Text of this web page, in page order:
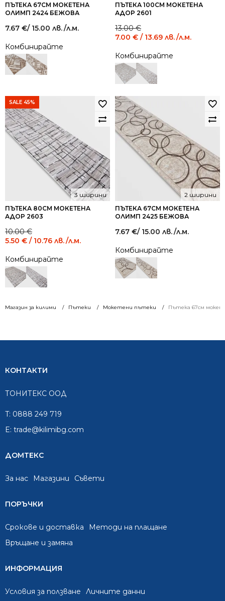
Магазин за килими Пътеки Мокетени пътеки Пътека 67см
ПЪТЕКА 67СМ МОКЕТЕНА
ОЛИМП 2424 БЕЖОВА
7.67 €/ 15.00 лв./л.м.
Комбинирайте
ПЪТЕКА 100СМ МОКЕТЕНА
АДОР 2601
13.00€
Original
price
13.00 €
/
25.43
лв..
7.00 € / 13.69 лв.
Current
price
7.00 €
/
13.69
лв..
/л.м.
Комбинирайте
SALE 45%
ПЪТЕКА 80СМ МОКЕТЕНА
АДОР 2603
3 ширини
10.00€
Original
price
10.00 €
/
19.56
лв..
5.50 € / 10.76 лв.
Current
price
5.50 €
/
10.76
лв..
/л.м.
Комбинирайте
ПЪТЕКА 67СМ МОКЕТЕНА
ОЛИМП 2425 БЕЖОВА
2 ширини
7.67 €/ 15.00 лв./л.м.
Комбинирайте
КОНТАКТИ
ТОНИТЕКС ООД
T: 0888 249 719
E: trade@kilimibg.com
ДОМТЕКС
За нас Mагазини Съвети
ПОРЪЧКИ
Срокове и доставка
Методи на плащане
Връщане и замяна
ИНФОРМАЦИЯ
Условия за ползване Личните данни